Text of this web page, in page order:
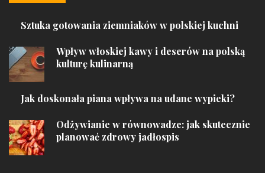
Sztuka gotowania ziemniaków w polskiej kuchni
Wpływ włoskiej kawy i deserów na polską
kulturę kulinarną
Jak doskonała piana wpływa na udane wypieki?
Odżywianie w równowadze: jak skutecznie
planować zdrowy jadłospis